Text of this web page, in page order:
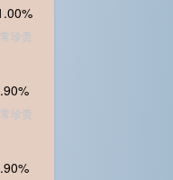
珍贵
珍贵